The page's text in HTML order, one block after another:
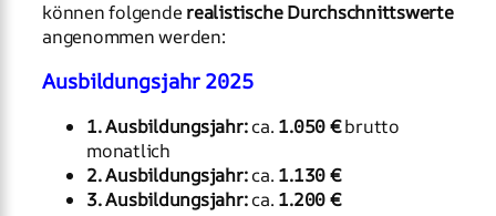
können folgende realistische Durchschnittswerte
angenommen werden:
Ausbildungsjahr 2025
1. Ausbildungsjahr:ca. 1.050 €brutto
monatlich
2. Ausbildungsjahr:ca. 1.130 €
3. Ausbildungsjahr:ca. 1.200 €